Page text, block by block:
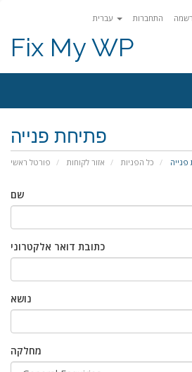
התחברות
Fix My WP
פתיחת פנייה
פורטל ראשי אזור לקוחות כל הפניות
שם
כתובת דואר אלקטרוני
נושא
מחלקה